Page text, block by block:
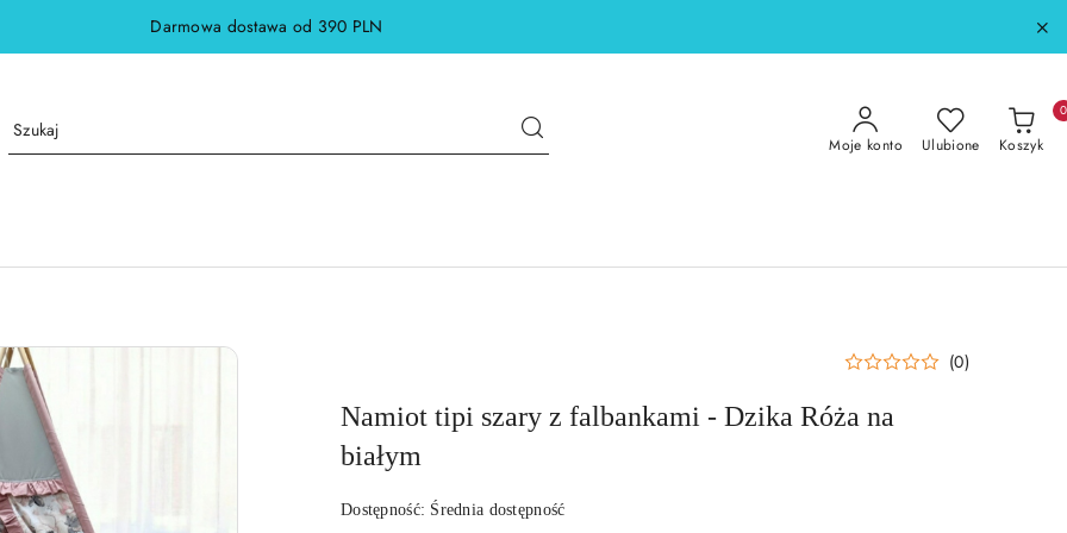
Darmowa dostawa od 390 PLN
Moje konto Ulubione Koszyk
0
(0)
Namiot tipi szary z falbankami - Dzika Róża na
białym
Dostępność: Średnia dostępność